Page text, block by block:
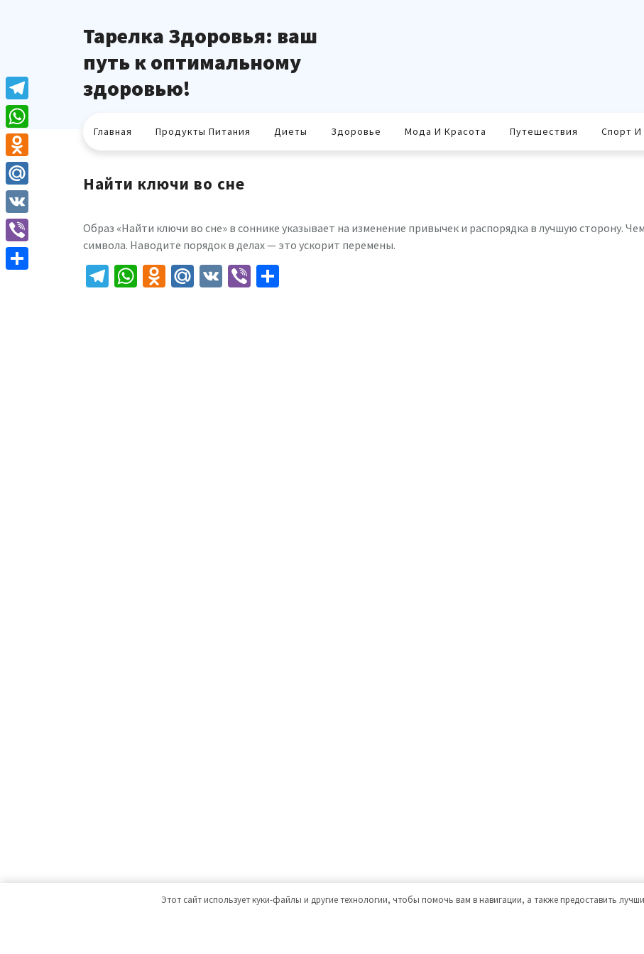
Тарелка Здоровья: ваш
путь к оптимальному
здоровью!
Главная Продукты Питания Диеты Здоровье Мода И Красота Путешествия Спорт И
Найти ключи во сне
Образ «Найти ключи во сне» в соннике указывает на изменение привычек и распорядка в лучшую сторону.
символа. Наводите порядок в делах — это ускорит перемены.
Telegram
WhatsApp
Odnoklassniki
Mail.Ru
VK Viber
Telegram
WhatsApp
Odnoklassniki
Mail.Ru
VK
Viber
Этот сайт использует куки-файлы и другие технологии, чтобы помочь вам в навигации, а также предоставить